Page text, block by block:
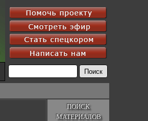
ПОИСК
МАТЕРИАЛОВ